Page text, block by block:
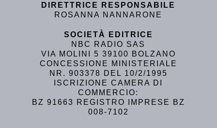
DIRETTRICE RESPONSABILE
ROSANNA NANNARONE
SOCIETÀ EDITRICE
NBC RADIO SAS
VIA MOLINI 5 39100 BOLZANO
CONCESSIONE MINISTERIALE
NR. 903378 DEL 10/2/1995
ISCRIZIONE CAMERA DI
COMMERCIO:
BZ 91663 REGISTRO IMPRESE BZ
008-7102